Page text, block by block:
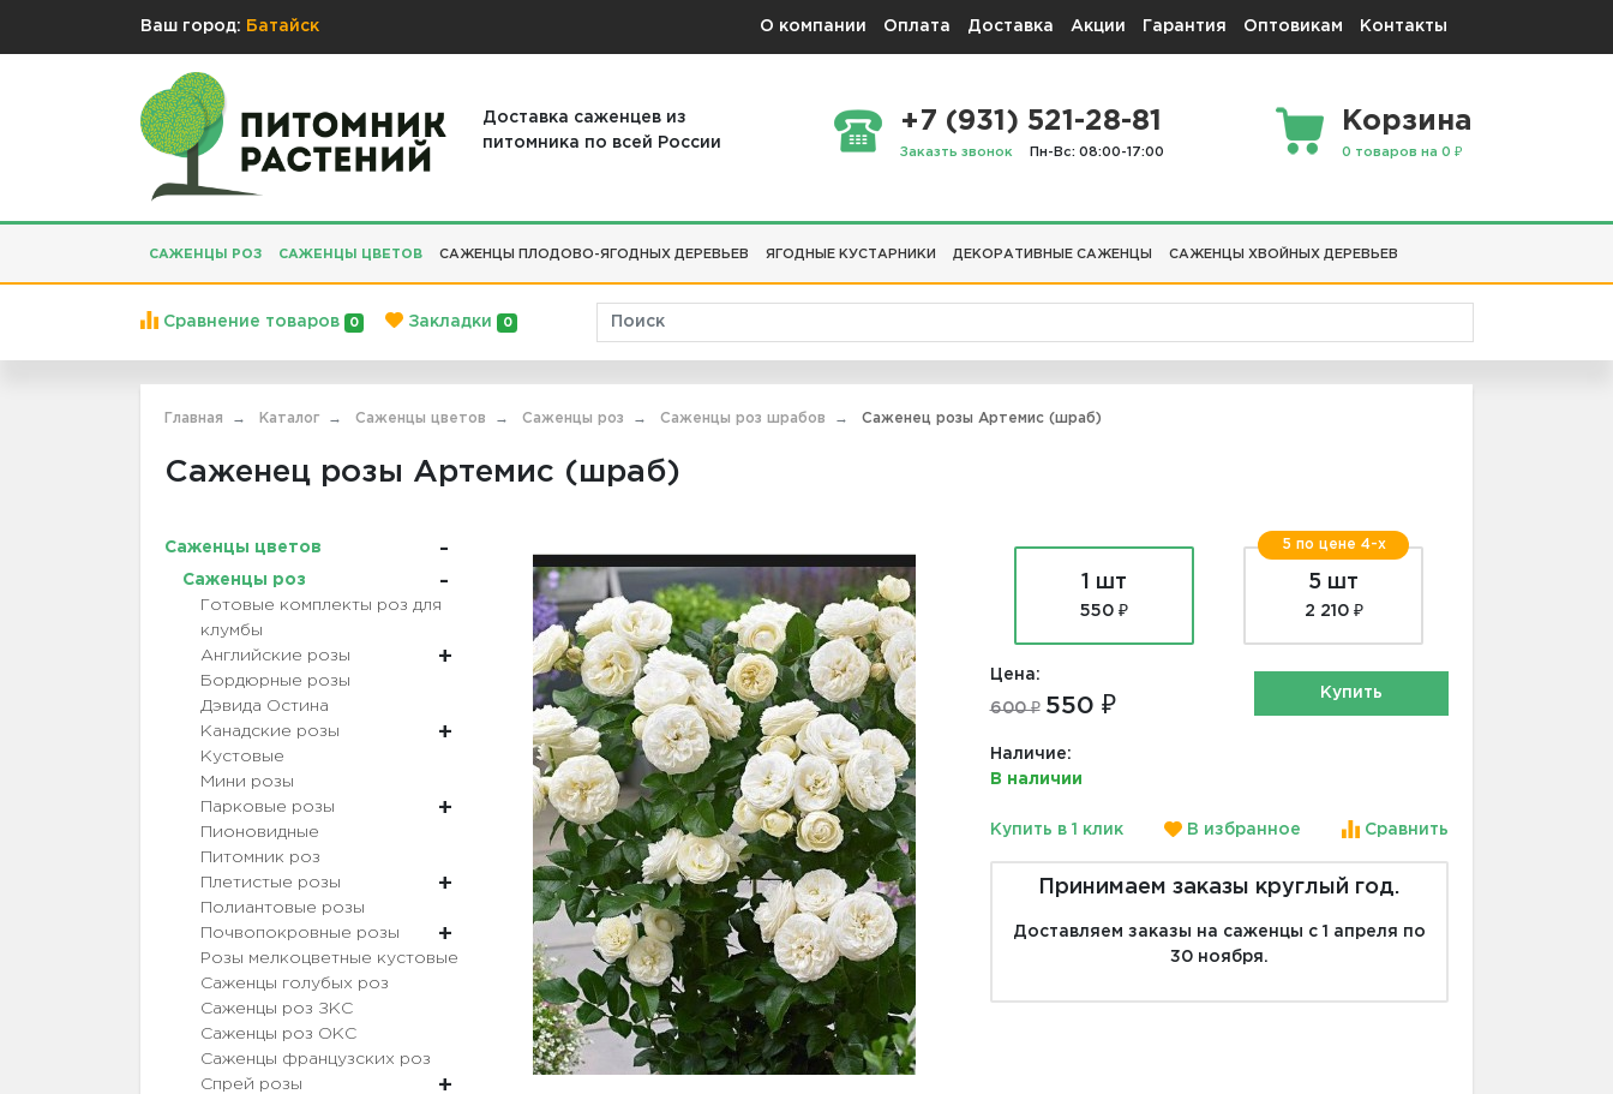
Ваш город: Батайск О компании Оплата Доставка Акции Гарантия Оптовикам Контакты
Доставка саженцев из
питомника по всей России
+7 (931) 521-28-81
Заказть звонок Пн-Вс: 08:00-17:00
Корзина
0 товаров на 0 ₽
САЖЕНЦЫ РОЗ САЖЕНЦЫ ЦВЕТОВ САЖЕНЦЫ ПЛОДОВО-ЯГОДНЫХ ДЕРЕВЬЕВ ЯГОДНЫЕ КУСТАРНИКИ ДЕКОРАТИВНЫЕ САЖЕНЦЫ САЖЕНЦЫ ХВОЙНЫХ ДЕРЕВЬЕВ
Сравнение товаров 0 Закладки 0
Главная Каталог Саженцы цветов Саженцы роз Саженцы роз шрабов Саженец розы Артемис (шраб)
Саженец розы Артемис (шраб)
Саженцы цветов
Саженцы роз
Готовые комплекты роз для
клумбы
Английские розы
Бордюрные розы
Дэвида Остина
Канадские розы
Кустовые
Мини розы
Парковые розы
Пионовидные
Питомник роз
Плетистые розы
Полиантовые розы
Почвопокровные розы
Розы мелкоцветные кустовые
Саженцы голубых роз
Саженцы роз ЗКС
Саженцы роз ОКС
Саженцы французских роз
Спрей розы
1 шт
550 ₽
5 по цене 4-х
5 шт
2 210 ₽
Цена:
600 ₽ 550 ₽
Наличие:
В наличии
Купить
Купить в 1 клик В избранное Сравнить
Принимаем заказы круглый год.
Доставляем заказы на саженцы с 1 апреля по
30 ноября.